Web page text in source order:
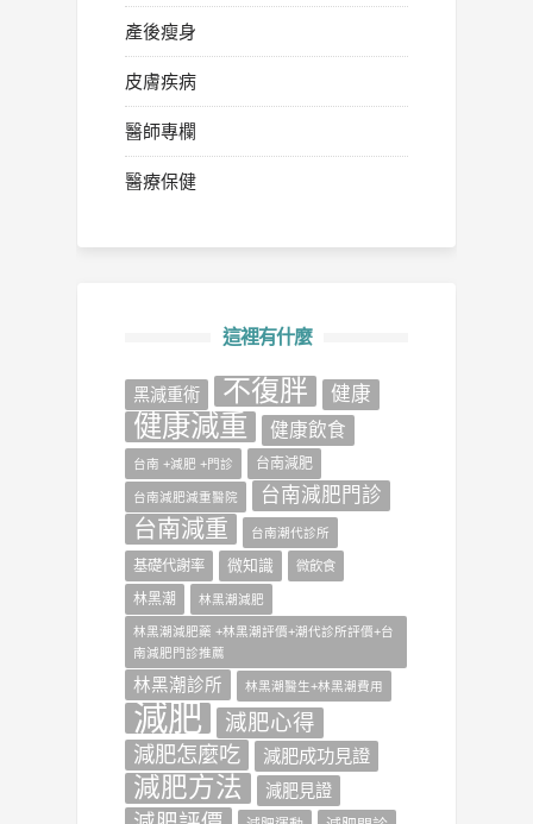
產後瘦身
皮膚疾病
醫師專欄
醫療保健
這裡有什麼
‎黑減重術‬ 不復胖 健康
健康減重 健康飲食
台南 +減肥 +門診 台南減肥
台南減肥減重醫院 台南減肥門診
台南減重 台南潮代診所
基礎代謝率 微知識 微飲食
林黑潮 林黑潮減肥
林黑潮減肥藥 +林黑潮評價+潮代診所評價+台
南減肥門診推薦
林黑潮診所 林黑潮醫生+林黑潮費用
減肥
減肥心得
減肥怎麼吃
減肥成功見證
減肥方法 減肥見證